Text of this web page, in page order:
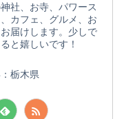
社、お寺、パワース
カフェ、グルメ、お
届けします。少しで
と嬉しいです！
栃木県